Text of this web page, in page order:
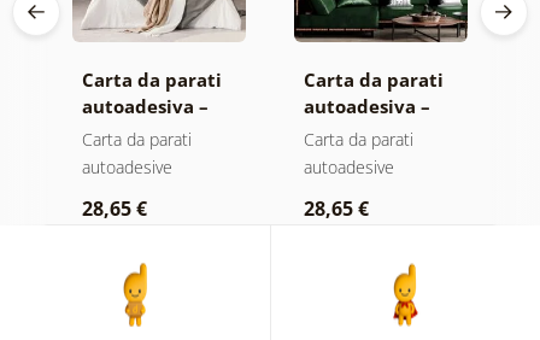
Carta da parati
autoadesiva –
Foglie con
sfumatura
Carta da parati
autoadesive
28,65 €
Carta da parati
autoadesiva –
Foresta nella
nebbia
Carta da parati
autoadesive
28,65 €